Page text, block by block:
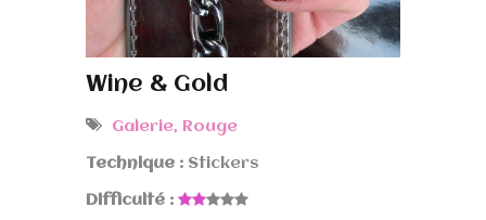
Wine & Gold
Galerie, Rouge
Technique : Stickers
Difficulté :